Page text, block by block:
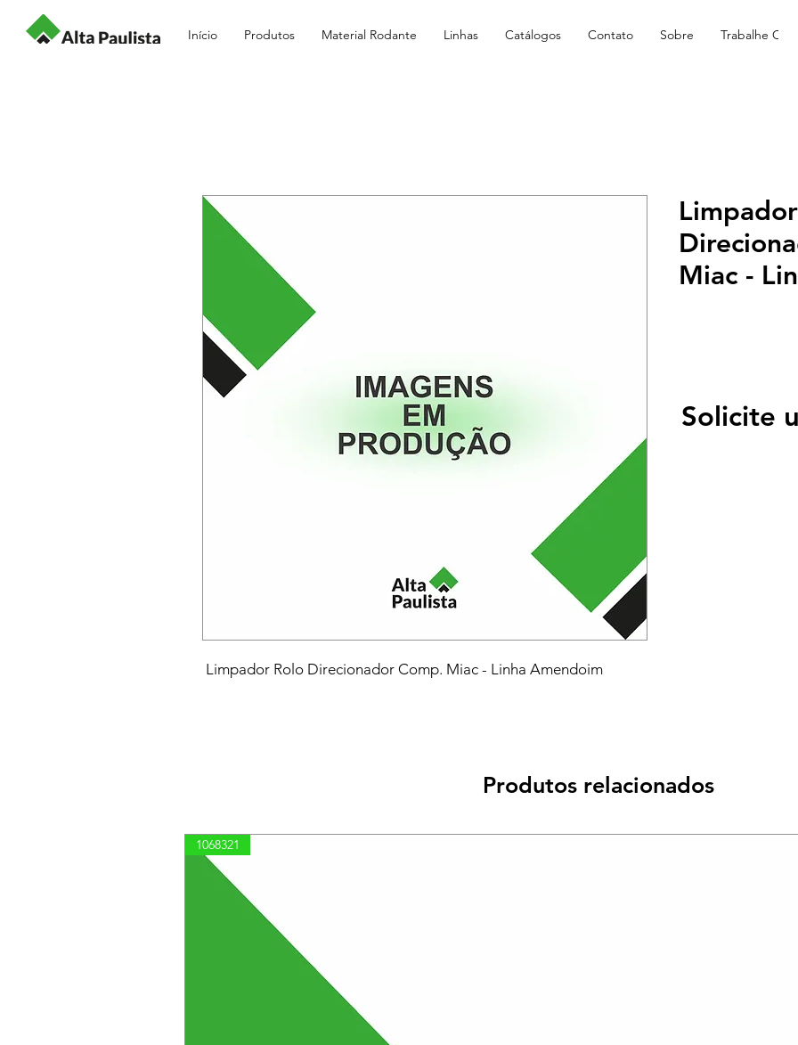
Início Produtos Material Rodante Linhas Catálogos Contato Sobre Trabalhe
Limpador Rolo Direcionador Comp. Miac - Linha Amendoim
Miac -
Solicite
Produtos relacionados
1068321